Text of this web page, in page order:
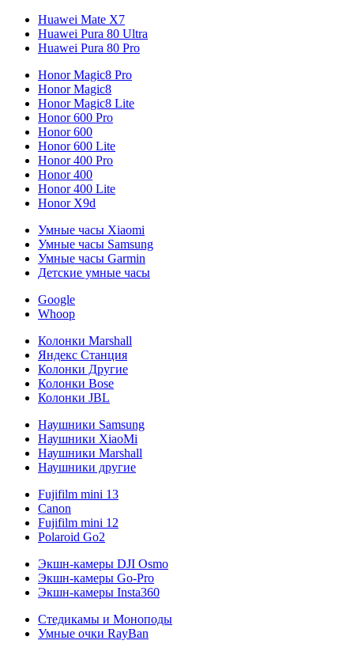
Huawei Mate X7
Huawei Pura 80 Ultra
Huawei Pura 80 Pro
Honor Magic8 Pro
Honor Magic8
Honor Magic8 Lite
Honor 600 Pro
Honor 600
Honor 600 Lite
Honor 400 Pro
Honor 400
Honor 400 Lite
Honor X9d
Умные часы Xiaomi
Умные часы Samsung
Умные часы Garmin
Детские умные часы
Google
Whoop
Колонки Marshall
Яндекс Станция
Колонки Другие
Колонки Bose
Колонки JBL
Наушники Samsung
Наушники XiaoMi
Наушники Marshall
Наушники другие
Fujifilm mini 13
Canon
Fujifilm mini 12
Polaroid Go2
Экшн-камеры DJI Osmo
Экшн-камеры Go-Pro
Экшн-камеры Insta360
Стедикамы и Моноподы
Умные очки RayBan